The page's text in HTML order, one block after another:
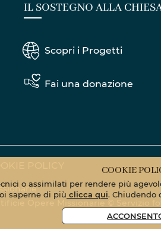
IL SOSTEGNO ALLA
Scopri i Progetti
Fai una donazione
Opere Missionarie © Servizio
COOKIE
o assimilati per rendere più
saperne di più clicca qui. Chiudendo